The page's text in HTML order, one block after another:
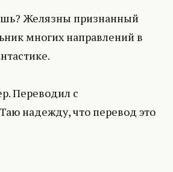
Желязны признанный
многих направлений в
Переводил с
надежду, что перевод это